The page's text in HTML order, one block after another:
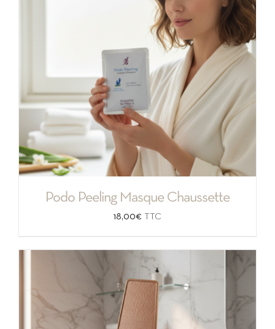
Podo Peeling Masque Chaussette
18,00€ TTC